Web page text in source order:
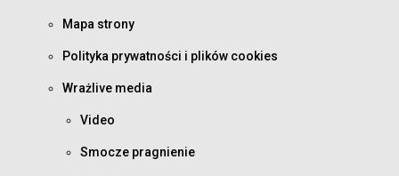
Mapa strony
Polityka prywatności i plików cookies
Wrażlive media
Video
Smocze pragnienie